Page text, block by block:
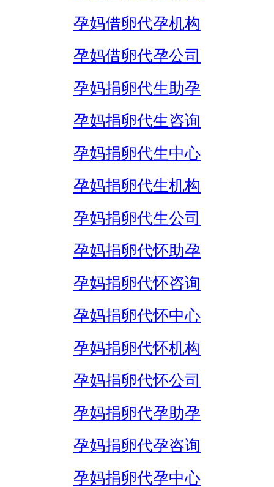
孕妈借卵代孕机构
孕妈借卵代孕公司
孕妈捐卵代生助孕
孕妈捐卵代生咨询
孕妈捐卵代生中心
孕妈捐卵代生机构
孕妈捐卵代生公司
孕妈捐卵代怀助孕
孕妈捐卵代怀咨询
孕妈捐卵代怀中心
孕妈捐卵代怀机构
孕妈捐卵代怀公司
孕妈捐卵代孕助孕
孕妈捐卵代孕咨询
孕妈捐卵代孕中心